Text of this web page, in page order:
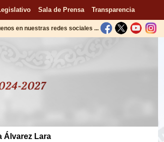
Sala de Prensa Transparencia
en nuestras redes sociales ...
Álvarez Lara